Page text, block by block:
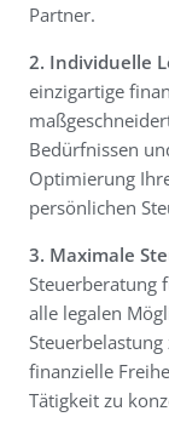
Partner.
2. Individuelle
einzigartige
Bedürfnissen
Optimierung
persönlichen
3. Maximale
Steuerberatung
alle legalen
finanzielle
Tätigkeit zu